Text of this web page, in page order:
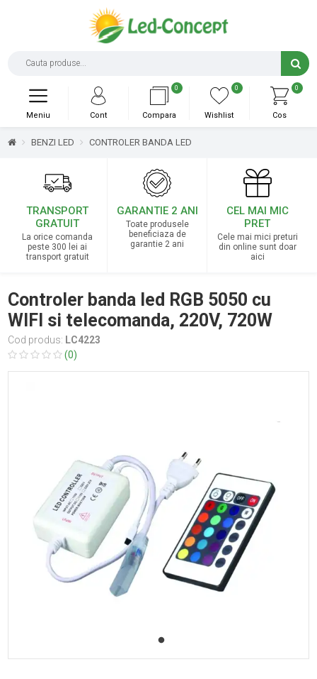
0
Cos
0
Wishlist
0
Compara
Cont
Meniu
BENZI LED CONTROLER BANDA LED
TRANSPORT
GRATUIT
La orice comanda
peste 300 lei ai
transport gratuit
GARANTIE 2 ANI
Toate produsele
beneficiaza de
garantie 2 ani
CEL MAI MIC
PRET
Cele mai mici preturi
din online sunt doar
aici
Controler banda led RGB 5050 cu
WIFI si telecomanda, 220V, 720W
Cod produs: LC4223
(0)